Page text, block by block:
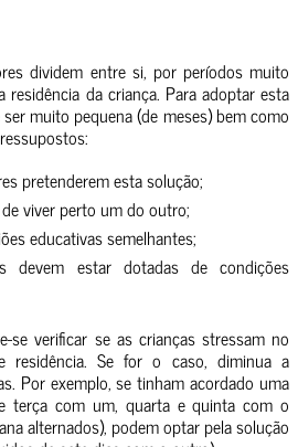
dividem entre si, por períodos muito
residência da criança. Para adoptar esta
muito pequena (de meses) bem como
pretenderem esta solução;
viver perto um do outro;
educativas semelhantes;
devem estar dotadas de condições
se verificar se as crianças stressam no
residência. Se for o caso, diminua a
Por exemplo, se tinham acordado uma
com um, quarta e quinta com o
alternados), podem optar pela solução